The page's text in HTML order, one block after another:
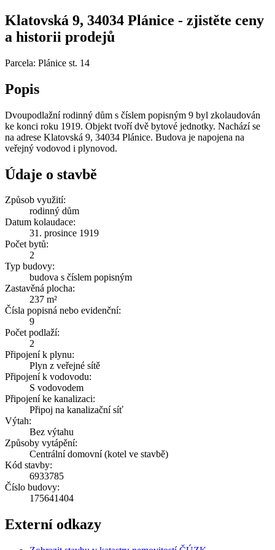
Klatovská 9, 34034 Plánice - zjistěte ceny
a historii prodejů
Parcela: Plánice st. 14
Popis
Dvoupodlažní rodinný dům s číslem popisným 9 byl zkolaudován
ke konci roku 1919. Objekt tvoří dvě bytové jednotky. Nachází se
na adrese Klatovská 9, 34034 Plánice. Budova je napojena na
veřejný vodovod i plynovod.
Údaje o stavbě
Způsob využití:
rodinný dům
Datum kolaudace:
31. prosince 1919
Počet bytů:
2
Typ budovy:
budova s číslem popisným
Zastavěná plocha:
237 m²
Čísla popisná nebo evidenční:
9
Počet podlaží:
2
Připojení k plynu:
Plyn z veřejné sítě
Připojení k vodovodu:
S vodovodem
Připojení ke kanalizaci:
Připoj na kanalizační síť
Výtah:
Bez výtahu
Způsoby vytápění:
Centrální domovní (kotel ve stavbě)
Kód stavby:
6933785
Číslo budovy:
175641404
Externí odkazy